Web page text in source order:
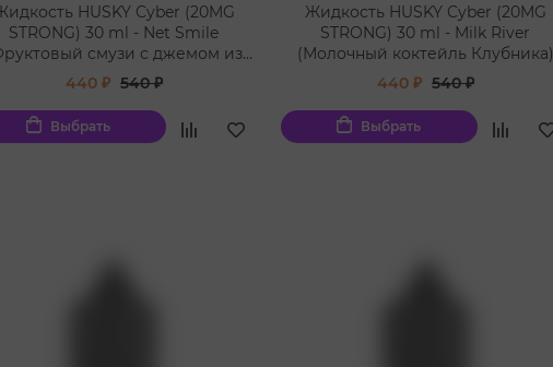
HUSKY Cyber (20MG
STRONG) 30 ml - Net Smile
смузи с джемом из
брусники)
440 ₽ 540 ₽
Выбрать
Жидкость HUSKY Cyber (20MG
STRONG) 30 ml - Milk River
(Молочный коктейль Клубника)
440 ₽ 540 ₽
Выбрать